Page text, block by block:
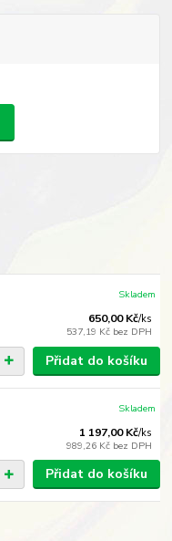
650,00 Kč/ks
537,19 Kč bez DPH
Skladem
Přidat do košíku
1 197,00 Kč/ks
989,26 Kč bez DPH
Skladem
Přidat do košíku